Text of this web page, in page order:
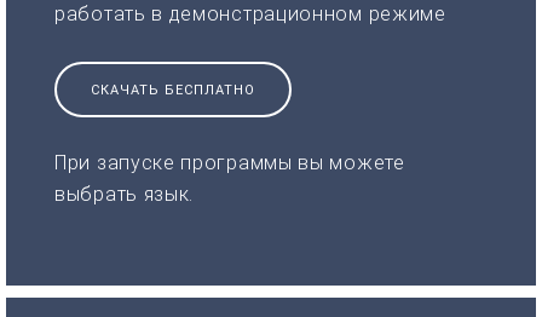
работать в демонстрационном режиме
СКАЧАТЬ БЕСПЛАТНО
При запуске программы вы можете
выбрать язык.